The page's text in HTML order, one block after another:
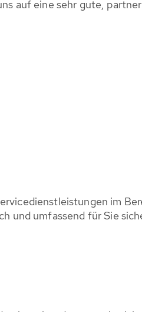
auf eine sehr gute,
im
und umfassend für Sie